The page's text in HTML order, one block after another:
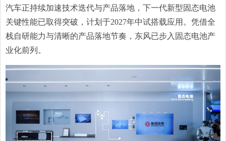
汽车正持续加速技术迭代与产品落地，下一代新型固态电池
关键性能已取得突破，计划于2027年中试搭载应用。凭借全
栈自研能力与清晰的产品落地节奏，东风已步入固态电池产
业化前列。